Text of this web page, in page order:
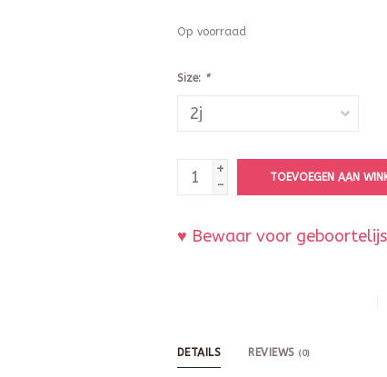
Op voorraad
Size: *
+
-
TOEVOEGEN AAN
♥ Bewaar voor
DETAILS REVIEWS (0)